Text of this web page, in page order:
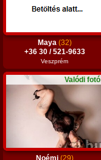
Maya (32)
+36 30 / 521-9633
Veszprém
Valódi fotó
Noémi (29)